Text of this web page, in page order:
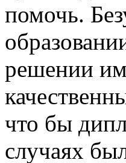
помочь.
решении
что бы
случаях